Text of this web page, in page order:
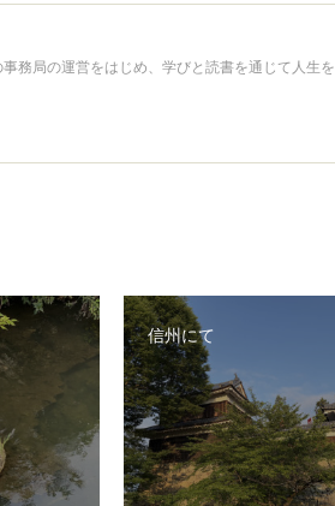
務局の運営をはじめ、学びと読書を通じて人生を
信州にて